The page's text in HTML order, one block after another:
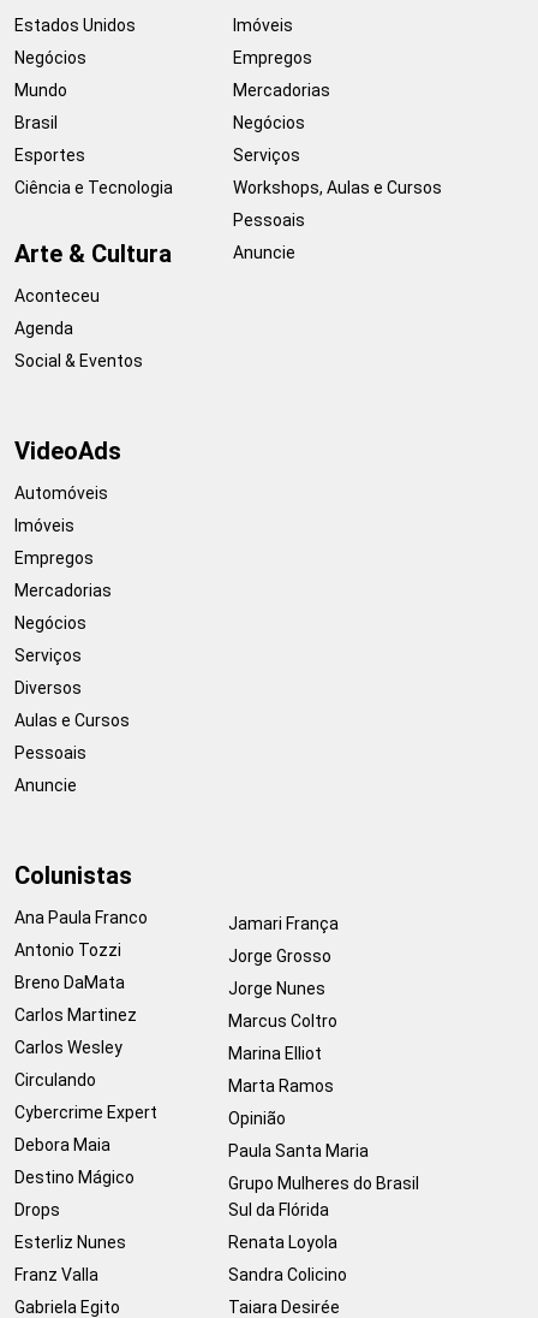
Estados Unidos
Negócios
Mundo
Brasil
Esportes
Ciência e Tecnologia
Arte & Cultura
Aconteceu
Agenda
Social & Eventos
Imóveis
Empregos
Mercadorias
Negócios
Serviços
Workshops, Aulas e Cursos
Pessoais
Anuncie
VideoAds
Automóveis
Imóveis
Empregos
Mercadorias
Negócios
Serviços
Diversos
Aulas e Cursos
Pessoais
Anuncie
Colunistas
Ana Paula Franco
Antonio Tozzi
Breno DaMata
Carlos Martinez
Carlos Wesley
Circulando
Cybercrime Expert
Debora Maia
Destino Mágico
Drops
Esterliz Nunes
Franz Valla
Gabriela Egito
Jamari França
Jorge Grosso
Jorge Nunes
Marcus Coltro
Marina Elliot
Marta Ramos
Opinião
Paula Santa Maria
Grupo Mulheres do Brasil
Sul da Flórida
Renata Loyola
Sandra Colicino
Taiara Desirée